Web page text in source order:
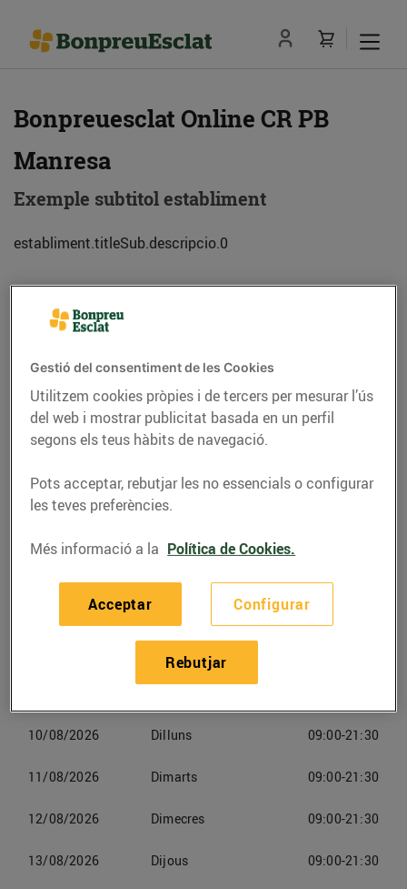
Bonpreuesclat Online CR PB
Manresa
Exemple subtitol establiment
establiment.titleSub.descripcio.0
Adreça
Ctra. Vic cant. C. Castellgalí (08241) Manresa
Telèfon
936899369
Trucar-hi
Manresa
Dissabte
10/08/2026 Dilluns 09:00-21:30
11/08/2026 Dimarts 09:00-21:30
12/08/2026 Dimecres 09:00-21:30
13/08/2026 Dijous 09:00-21:30
Gestió del consentiment de les Cookies
Utilitzem cookies pròpies i de tercers per mesurar l’ús
del web i mostrar publicitat basada en un perfil
segons els teus hàbits de navegació.
Pots acceptar, rebutjar les no essencials o configurar
les teves preferències.
Més informació a la Política de Cookies.
Configurar
Rebutjar
Acceptar